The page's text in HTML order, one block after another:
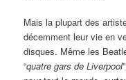
Mais la plupart des
décemment leur vie en
disques. Même les
“quatre gars de Liverpool